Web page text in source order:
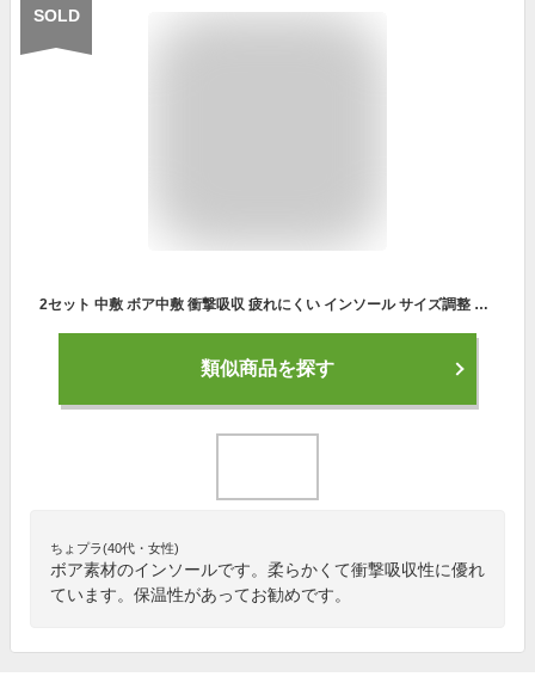
SOLD
2セット 中敷 ボア中敷 衝撃吸収 疲れにくい インソール サイズ調整 秋冬 男女兼用 メンズ レディース 暖かい 保温 春 秋 通勤 通学
類似商品を探す
ちょプラ(40代・女性)
ボア素材のインソールです。柔らかくて衝撃吸収性に優れ
ています。保温性があってお勧めです。